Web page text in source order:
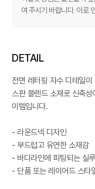
여 주시기 바랍니다. 이로
DETAIL
전면 레터링 자수 디테일
스판 블렌드 소재로 신축
이템입니다.
- 라운드넥 디자인
- 부드럽고 유연한 소재감
- 바디라인에 피팅되는 실
- 단품 또는 레이어드 스타